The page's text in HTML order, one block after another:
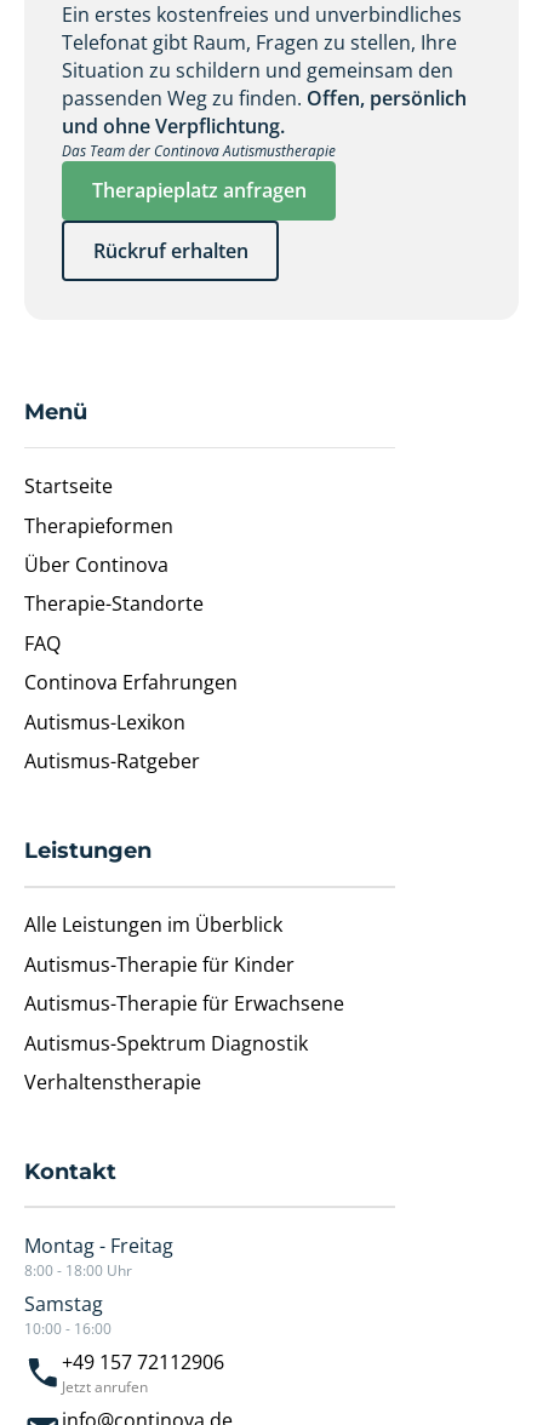
Ein erstes kostenfreies und unverbindliches
Telefonat gibt Raum, Fragen zu stellen, Ihre
Situation zu schildern und gemeinsam den
passenden Weg zu finden. Offen, persönlich
und ohne Verpflichtung.
Das Team der Continova Autismustherapie
Therapieplatz anfragen
Rückruf erhalten
Menü
Startseite
Therapieformen
Über Continova
Therapie-Standorte
FAQ
Continova Erfahrungen
Autismus-Lexikon
Autismus-Ratgeber
Leistungen
Alle Leistungen im Überblick
Autismus-Therapie für Kinder
Autismus-Therapie für Erwachsene
Autismus-Spektrum Diagnostik
Verhaltenstherapie
Kontakt
Montag - Freitag
8:00 - 18:00 Uhr
Samstag
10:00 - 16:00
+49 157 72112906
Jetzt anrufen